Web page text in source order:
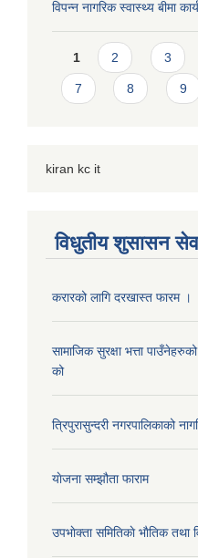
विपन्न नागरिक स्वास्थ्य बीमा
Pages
1 2 3
7 8 9
kiran kc it
विधुतीय शुसासन
करारको लागि दरखास्त फारम ।
सामाजिक सुरक्षा भत्ता
को
त्रिपुरासुन्दरी नगरपालिकाको
याेजना सम्झौता फाराम
उपभाेक्ता समितिकाे भाैतिक तथा